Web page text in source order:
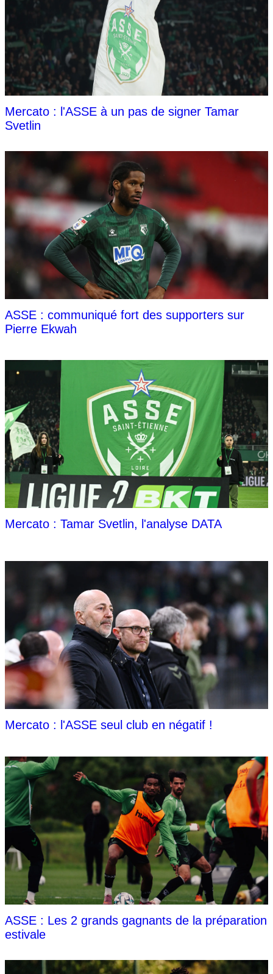
Mercato : l'ASSE à un pas de signer Tamar
Svetlin
ASSE : communiqué fort des supporters sur
Pierre Ekwah
Mercato : Tamar Svetlin, l'analyse DATA
Mercato : l'ASSE seul club en négatif !
ASSE : Les 2 grands gagnants de la préparation
estivale